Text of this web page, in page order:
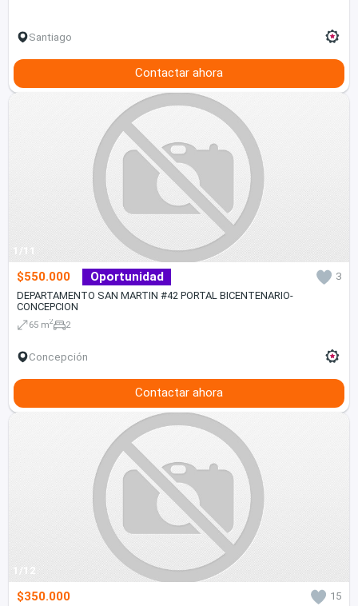
Santiago
Contactar ahora
1/11
$550.000 Oportunidad
3
DEPARTAMENTO SAN MARTIN #42 PORTAL BICENTENARIO-
CONCEPCION
65 m2 2
Concepción
Contactar ahora
1/12
$350.000 15